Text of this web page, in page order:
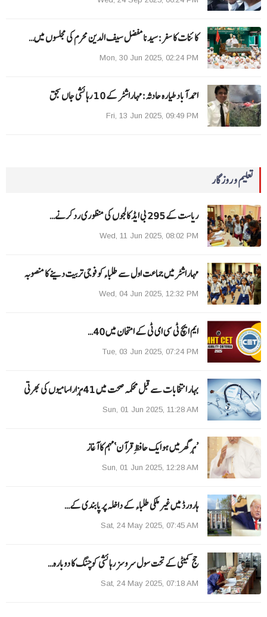
کائنات کا سفر:سیدنا مفضل سیف الدین محرم کی مجلسوں میں…
Mon, 30 Jun 2025, 02:24 PM
احمد آباد طیارہ حادثہ :مہاراشٹر کے 10 رہائشی جاں بحق
Fri, 13 Jun 2025, 09:49 PM
تعلیم و روزگار
ریاست کے 295 بی ایڈ کالجوں کی منظوری رد کرنے…
Wed, 11 Jun 2025, 08:02 PM
مہاراشٹرمیں جماعت اول سے طلباءکو فوجی تربیت دینے کا منصوبہ
Wed, 04 Jun 2025, 12:32 PM
ایم ایچ ٹی سی ای ٹی کے امتحان میں 40…
Tue, 03 Jun 2025, 07:24 PM
بہار انتخابات سے قبل محکمہ صحت میں 41ہزاراسامیوں کی بھرتی
Sun, 01 Jun 2025, 11:28 AM
’ہر گھر میں ہوایک حافظِ قرآن‘مہم کا آغاز
Sun, 01 Jun 2025, 12:28 AM
ہارورڈ میں غیر ملکی طلباء کے داخلہ پر پابندی کے…
Sat, 24 May 2025, 07:45 AM
حج کمیٹی کے تحت سول سروسز رہائشی کوچنگ کا دوبارہ…
Sat, 24 May 2025, 07:18 AM